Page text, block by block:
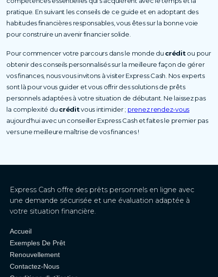
pratique. En suivant les conseils de ce guide et en adoptant des
habitudes financières responsables, vous êtes sur la bonne voie
pour construire un avenir financier solide.
Pour commencer votre parcours dans le monde du créditou pour
obtenir des conseils personnalisés sur la meilleure façon de gérer
vos finances, nous vous invitons à visiter Express Cash. Nos experts
sont là pour vous guider et vous offrir des solutions de prêts
personnels adaptées à votre situation de débutant. Ne laissez pas
la complexité du créditvous intimider ; prenez rendez-vous
aujourd'hui avec un conseiller Express Cash et faites le premier pas
vers une meilleure maîtrise de vos finances !
Express Cash offre des prêts personnels en ligne avec
une demande sécurisée et une évaluation adaptée à
votre situation financière.
Accueil
Exemples De Prêt
Renouvellement
Contactez-Nous